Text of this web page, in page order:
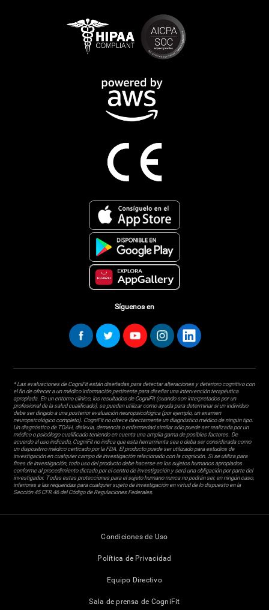
Síguenos en
* Las evaluaciones de CogniFit están diseñadas para detectar alteraciones y deterioro cognitivo con
el fin de ofrecer a un médico información pertinente para diseñar una intervención terapéutica
apropiada. En un entorno clínico, los resultados de CogniFit (cuando son interpretados por un
profesional de la salud cualificado), se pueden utilizar como ayuda para determinar si un individuo
debe ser dirigido a una posterior evaluación neuropsicológica (por ejemplo, un examen
neuropsicológico completo). CogniFit no ofrece directamente un diagnóstico médico de ningún tipo.
Un diagnóstico de TDAH, dislexia, demencia o enfermedad similar sólo puede ser realizada por un
médico o psicólogo cualificado teniendo en cuenta una amplia gama de posibles factores. De
acuerdo al uso indicado, CogniFit no indica que esta herramienta sea o deba ser considerada como
un dispositivo médico certicado por la FDA. El producto puede ser utilizado para estudios de
investigación en cualquier campo de investigación relacionado con la cognición. Si se utiliza para
fines de investigación, todo uso del producto debe hacerse en los sujetos humanos apropiados
conforme al procedimiento dictado por el centro de investigación y será una obligación por parte del
investigador. Todas estas protecciones para el sujeto humano nunca no podrán ser, en ningún caso,
inferiores a las requeridas para cualquier sujeto de investigación en virtud de lo dispuesto en la
Sección 45 CFR 46 del Código de Regulaciones Federales.
Condiciones de Uso
Política de Privacidad
Equipo Directivo
Sala de prensa de CogniFit